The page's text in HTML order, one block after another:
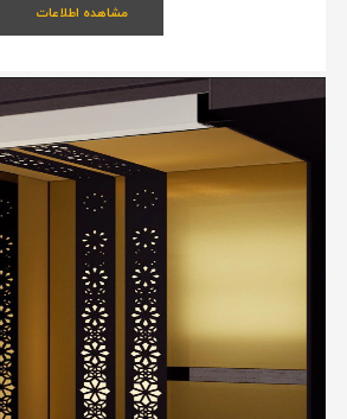
مشاهده اطلاعات